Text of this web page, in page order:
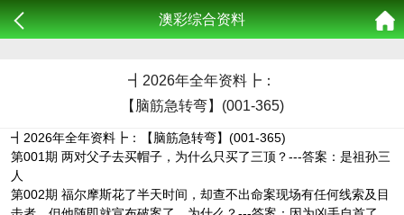
澳彩综合资料
┫ 2026年全年资料┣：
【脑筋急转弯】(001-365)
┫2026年全年资料┣：【脑筋急转弯】(001-365)
第001期 两对父子去买帽子，为什么只买了三顶？---答案：是祖孙三
人
第002期 福尔摩斯花了半天时间，却查不出命案现场有任何线索及目